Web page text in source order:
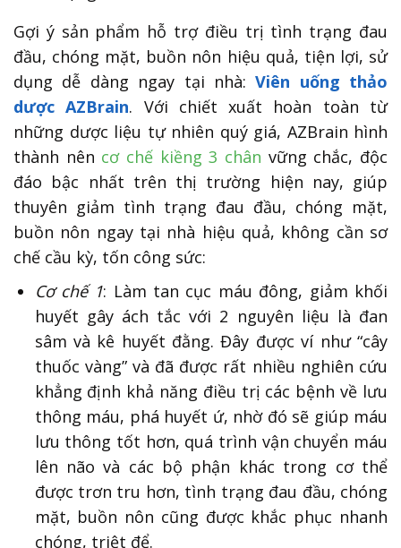
Gợi ý sản phẩm hỗ trợ điều trị tình trạng đau
đầu, chóng mặt, buồn nôn hiệu quả, tiện lợi, sử
dụng dễ dàng ngay tại nhà:Viên uống thảo
dược AZBrain. Với chiết xuất hoàn toàn từ
những dược liệu tự nhiên quý giá, AZBrain hình
thành nên cơ chế kiềng 3 chân vững chắc, độc
đáo bậc nhất trên thị trường hiện nay, giúp
thuyên giảm tình trạng đau đầu, chóng mặt,
buồn nôn ngay tại nhà hiệu quả, không cần sơ
chế cầu kỳ, tốn công sức:
Cơ chế 1: Làm tan cục máu đông, giảm khối
huyết gây ách tắc với 2 nguyên liệu là đan
sâm và kê huyết đằng. Đây được ví như “cây
thuốc vàng” và đã được rất nhiều nghiên cứu
khẳng định khả năng điều trị các bệnh về lưu
thông máu, phá huyết ứ, nhờ đó sẽ giúp máu
lưu thông tốt hơn, quá trình vận chuyển máu
lên não và các bộ phận khác trong cơ thể
được trơn tru hơn, tình trạng đau đầu, chóng
mặt, buồn nôn cũng được khắc phục nhanh
chóng, triệt để.